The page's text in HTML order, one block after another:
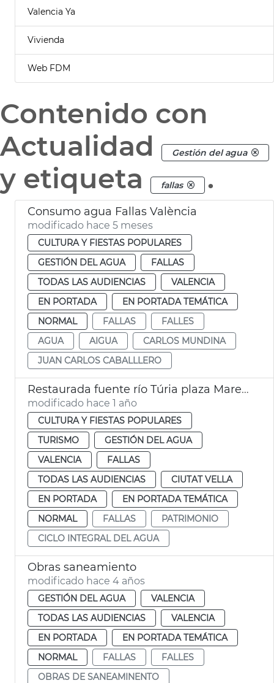
Valencia Ya
Vivienda
Web FDM
Contenido con
Actualidad
Gestión del agua
y etiqueta fallas .
Consumo agua Fallas València
modificado hace 5 meses
CULTURA Y FIESTAS POPULARES
GESTIÓN DEL AGUA
FALLAS
TODAS LAS AUDIENCIAS
VALENCIA
EN PORTADA
EN PORTADA TEMÁTICA
NORMAL
FALLAS
FALLES
AGUA
AIGUA
CARLOS MUNDINA
JUAN CARLOS CABALLLERO
Restaurada fuente río Túria plaza Mare de Déu València
modificado hace 1 año
CULTURA Y FIESTAS POPULARES
TURISMO
GESTIÓN DEL AGUA
VALENCIA
FALLAS
TODAS LAS AUDIENCIAS
CIUTAT VELLA
EN PORTADA
EN PORTADA TEMÁTICA
NORMAL
FALLAS
PATRIMONIO
CICLO INTEGRAL DEL AGUA
Obras saneamiento
modificado hace 4 años
GESTIÓN DEL AGUA
VALENCIA
TODAS LAS AUDIENCIAS
VALENCIA
EN PORTADA
EN PORTADA TEMÁTICA
NORMAL
FALLAS
FALLES
OBRAS DE SANEAMINENTO